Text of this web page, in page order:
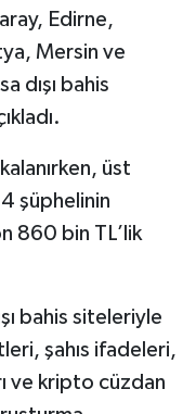
Edirne,
Mersin ve
dışı bahis
üst
şüphelinin
860 bin TL’lik
bahis siteleriyle
şahıs ifadeleri,
ve kripto cüzdan